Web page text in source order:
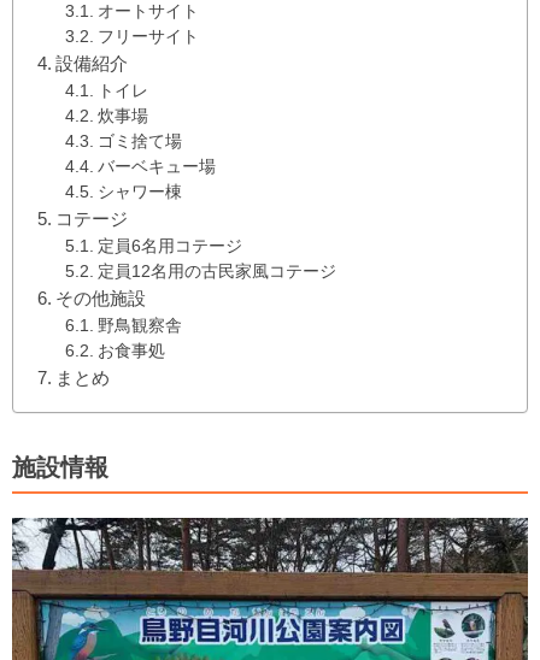
オートサイト
フリーサイト
設備紹介
トイレ
炊事場
ゴミ捨て場
バーベキュー場
シャワー棟
コテージ
定員6名用コテージ
定員12名用の古民家風コテージ
その他施設
野鳥観察舎
お食事処
まとめ
施設情報